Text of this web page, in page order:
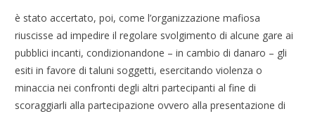
è stato accertato, poi, come l’organizzazione mafiosa
riuscisse ad impedire il regolare svolgimento di alcune gare ai
pubblici incanti, condizionandone – in cambio di danaro – gli
esiti in favore di taluni soggetti, esercitando violenza o
minaccia nei confronti degli altri partecipanti al fine di
scoraggiarli alla partecipazione ovvero alla presentazione di